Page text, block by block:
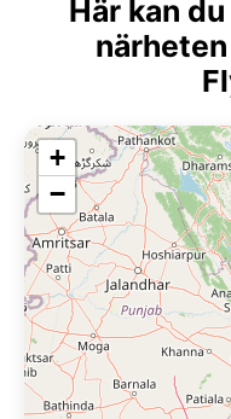
Här kan
+
−